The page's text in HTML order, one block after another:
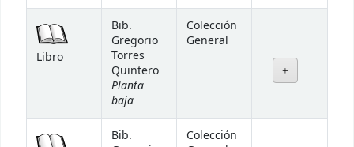
Libro
Bib.
Gregorio
Torres
Quintero
Planta
baja
Colección
General
Bib.
Colección